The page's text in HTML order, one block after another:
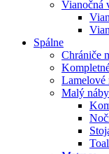
Vianočná
Spálne
Chrániče
Lamelové
Malý